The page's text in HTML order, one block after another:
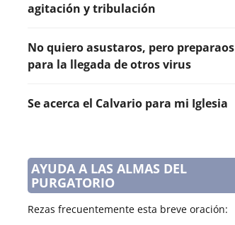
agitación y tribulación
No quiero asustaros, pero preparaos
para la llegada de otros virus
Se acerca el Calvario para mi Iglesia
AYUDA A LAS ALMAS DEL
PURGATORIO
Rezas frecuentemente esta breve oración: